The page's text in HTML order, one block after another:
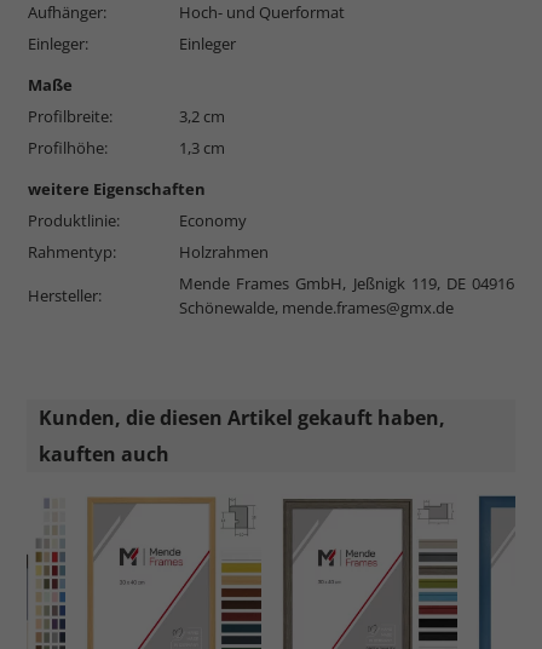
Aufhänger:
Hoch- und Querformat
Einleger:
Einleger
Maße
Profilbreite:
3,2 cm
Profilhöhe:
1,3 cm
weitere Eigenschaften
Produktlinie:
Economy
Rahmentyp:
Holzrahmen
Hersteller:
Mende Frames GmbH, Jeßnigk 119, DE 04916
Schönewalde, mende.frames@gmx.de
Kunden, die diesen Artikel gekauft haben,
kauften auch